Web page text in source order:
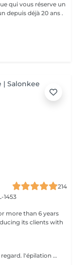
qui vous réserve un
depuis déjà 20 ans .
214
1453
more than 6 years
its clients with
Coloration des sourcils pour réhausser le regard. l'épilation des sourcils est conseillé après le soin pour un sourcil plus net.